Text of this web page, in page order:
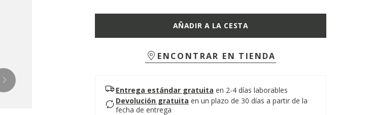
AÑADIR A LA CESTA
ENCONTRAR EN TIENDA
Entrega estándar gratuita en 2-4 días laborables
Devolución gratuita en un plazo de 30 días a partir de la
fecha de entrega